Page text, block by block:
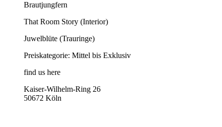
Brautjungfern
That Room Story (Interior)
Juwelblüte (Trauringe)
Preiskategorie: Mittel bis Exklusiv
find us here
Kaiser-Wilhelm-Ring 26
50672 Köln